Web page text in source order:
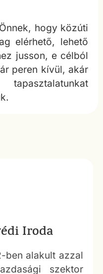
hogy közúti
elérhető, lehető
jusson, e célból
peren kívül, akár
Iroda
ben alakult azzal
szektor